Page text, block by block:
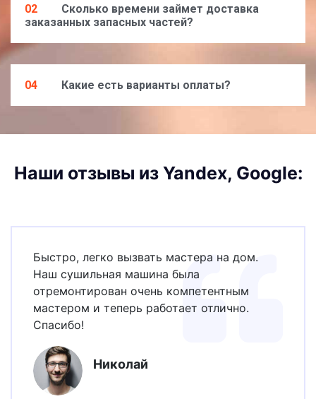
02
Сколько времени займет доставка
заказанных запасных частей?
04 Какие есть варианты оплаты?
Наши отзывы из Yandex, Google:
Быстро, легко вызвать мастера на дом.
Наш сушильная машина была
отремонтирован очень компетентным
мастером и теперь работает отлично.
Спасибо!
Николай